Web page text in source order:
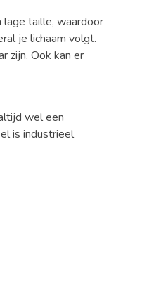
lage taille, waardoor
je lichaam volgt.
zijn. Ook kan er
wel een
is industrieel